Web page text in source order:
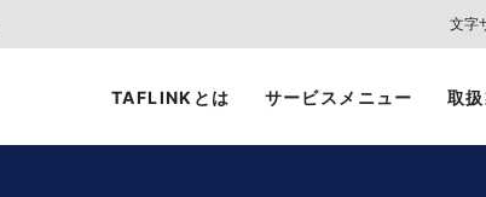
文字
TAFLINKとは サービスメニュー 取